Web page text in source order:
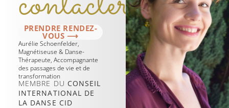
PRENDRE RENDEZ-
VOUS ⟶
Aurélie Schoenfelder,
Magnétiseuse & Danse-
Thérapeute, Accompagnante
des passages de vie et de
transformation
MEMBRE DU CONSEIL
INTERNATIONAL DE
LA DANSE CID